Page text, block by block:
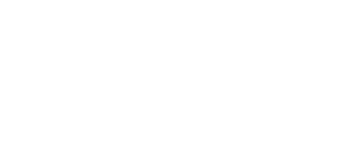
228g